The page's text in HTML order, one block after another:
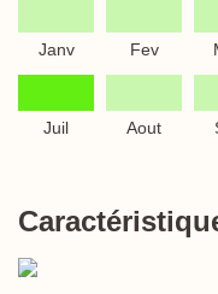
Janv Fev
Juil Aout